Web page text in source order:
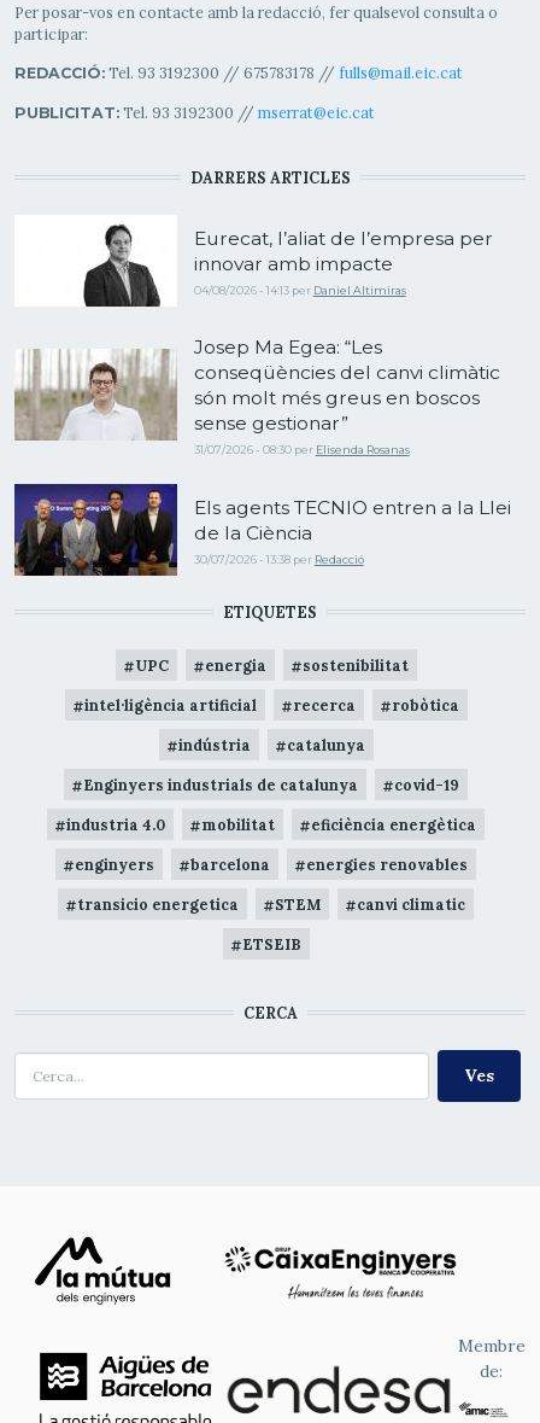
Per posar-vos en contacte amb la redacció, fer qualsevol consulta o
participar:
REDACCIÓ:Tel. 93 3192300 // 675783178 // fulls@mail.eic.cat
PUBLICITAT:Tel. 93 3192300 // mserrat@eic.cat
DARRERS ARTICLES
Eurecat, l’aliat de l’empresa per
innovar amb impacte
04/08/2026 - 14:13 per Daniel Altimiras
Josep Ma Egea: “Les
conseqüències del canvi climàtic
són molt més greus en boscos
sense gestionar”
31/07/2026 - 08:30 per Elisenda Rosanas
Els agents TECNIO entren a la Llei
de la Ciència
30/07/2026 - 13:38 per Redacció
ETIQUETES
UPC energia sostenibilitat
intel·ligència artificial recerca robòtica
indústria catalunya
Enginyers industrials de catalunya covid-19
industria 4.0 mobilitat eficiència energètica
enginyers barcelona energies renovables
transicio energetica STEM canvi climatic
ETSEIB
CERCA
Membre
de: